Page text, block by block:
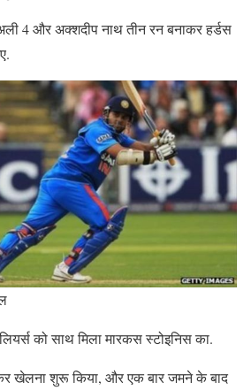
4 और अक्शदीप नाथ तीन रन बनाकर हर्डस
को साथ मिला मारकस स्टोइनिस का.
खेलना शुरू किया, और एक बार जमने के बाद